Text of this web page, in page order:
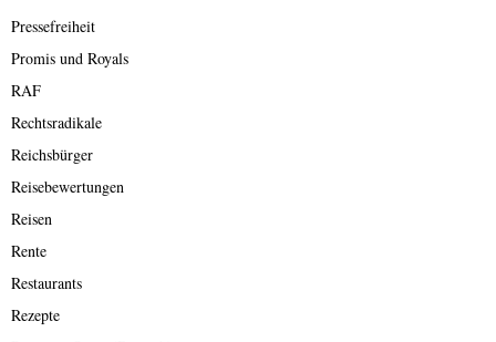
Pressefreiheit
Promis und Royals
RAF
Rechtsradikale
Reichsbürger
Reisebewertungen
Reisen
Rente
Restaurants
Rezepte